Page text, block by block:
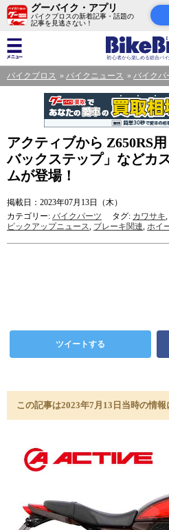
グーバイク・アプリ
バイクブロスの新着記事・話題の
記事を見逃さない！
バイクブロス バイクニュース バイクパ
アクティブから Z650RS
バックステップ」などカ
ムが登場！
掲載日：2023年07月13日（木）
カテゴリー: バイクパーツ タグ: カワサキ,
ピックアップニュース, ブレーキ関連, ホイ
ツイートする
この記事は2023年7月13日当時の情報